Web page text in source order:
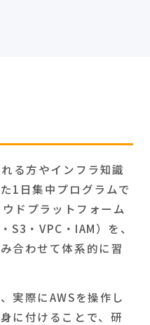
る方やインフラ知識
1日集中プログラムで
ドプラットフォーム
S3・VPC・IAM）を、
合わせて体系的に習
実際にAWSを操作し
に付けることで、研